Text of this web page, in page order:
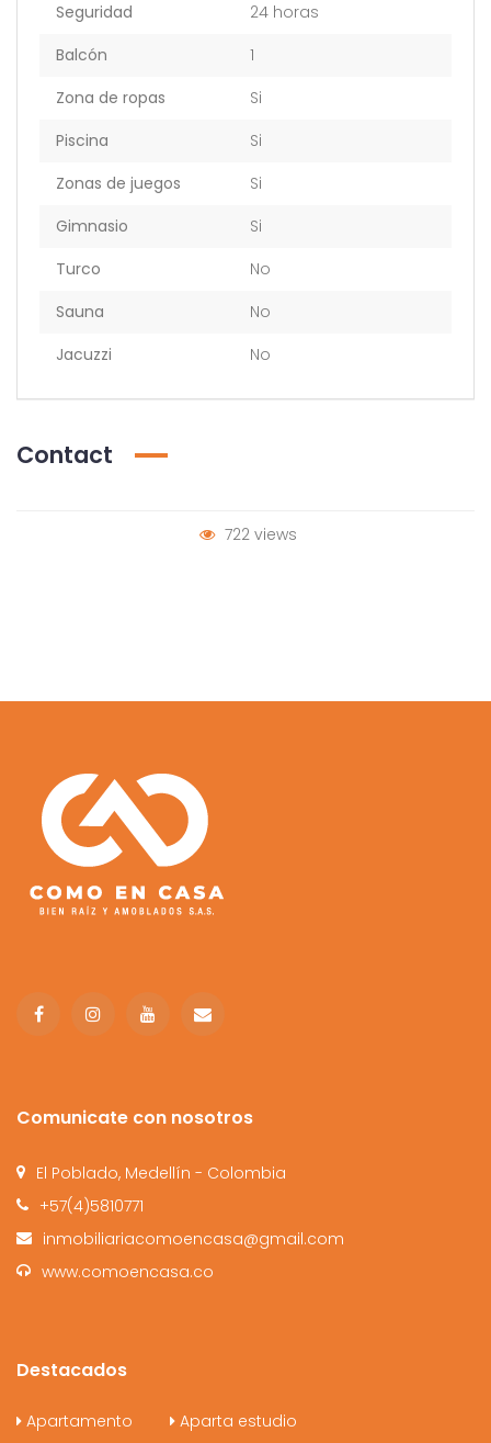
Seguridad
24 horas
Balcón
1
Zona de ropas
Si
Piscina
Si
Zonas de juegos
Si
Gimnasio
Si
Turco
No
Sauna
No
Jacuzzi
No
Contact
722 views
Comunicate con nosotros
El Poblado, Medellín - Colombia
+57(4)5810771
inmobiliariacomoencasa@gmail.com
www.comoencasa.co
Destacados
Apartamento
Aparta estudio